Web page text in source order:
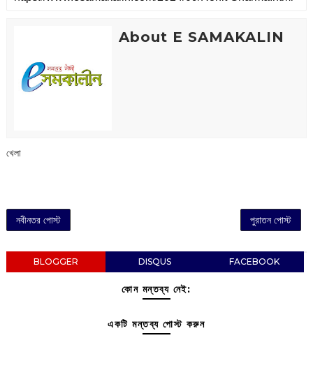
About E SAMAKALIN
খেলা
নবীনতর পোস্ট পুরাতন পোস্ট
BLOGGER DISQUS FACEBOOK
কোন মন্তব্য নেই:
একটি মন্তব্য পোস্ট করুন